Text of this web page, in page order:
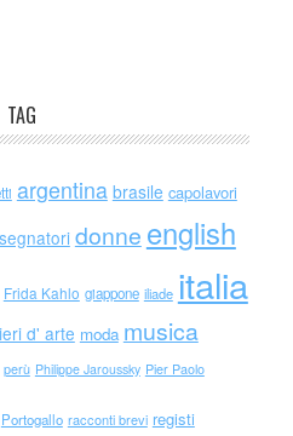
TAG
argentina brasile capolavori
donne english
Frida Kahlo giappone iliade italia
d' arte moda musica
perù Philippe Jaroussky Pier Paolo
Portogallo racconti brevi registi